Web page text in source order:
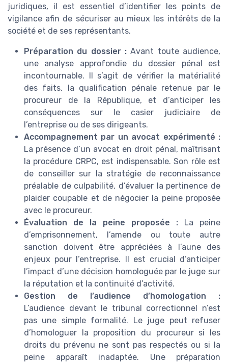
juridiques, il est essentiel d’identifier les points de
vigilance afin de sécuriser au mieux les intérêts de la
société et de ses représentants.
Préparation du dossier : Avant toute audience,
une analyse approfondie du dossier pénal est
incontournable. Il s’agit de vérifier la matérialité
des faits, la qualification pénale retenue par le
procureur de la République, et d’anticiper les
conséquences sur le casier judiciaire de
l’entreprise ou de ses dirigeants.
Accompagnement par un avocat expérimenté :
La présence d’un avocat en droit pénal, maîtrisant
la procédure CRPC, est indispensable. Son rôle est
de conseiller sur la stratégie de reconnaissance
préalable de culpabilité, d’évaluer la pertinence de
plaider coupable et de négocier la peine proposée
avec le procureur.
Évaluation de la peine proposée : La peine
d’emprisonnement, l’amende ou toute autre
sanction doivent être appréciées à l’aune des
enjeux pour l’entreprise. Il est crucial d’anticiper
l’impact d’une décision homologuée par le juge sur
la réputation et la continuité d’activité.
Gestion de l’audience d’homologation :
L’audience devant le tribunal correctionnel n’est
pas une simple formalité. Le juge peut refuser
d’homologuer la proposition du procureur si les
droits du prévenu ne sont pas respectés ou si la
peine apparaît inadaptée. Une préparation